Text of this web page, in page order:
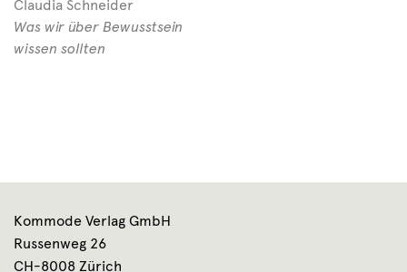
Claudia Schneider
Was wir über Bewusstsein
wissen sollten
Kommode Verlag GmbH
Russenweg 26
CH-8008 Zürich